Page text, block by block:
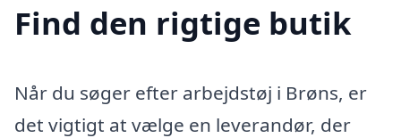
Find den rigtige butik
Når du søger efter arbejdstøj i Brøns, er
det vigtigt at vælge en leverandør, der